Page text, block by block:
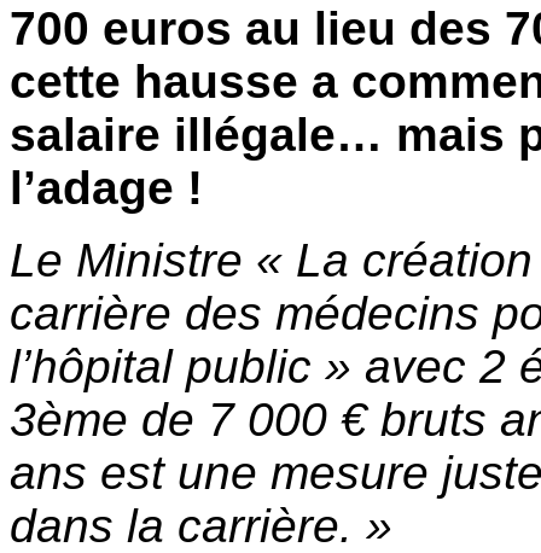
700 euros au lieu des
cette hausse a
salaire illégale… mais
l’adage !
Le Ministre « La
carrière des médecins
l’hôpital public » avec 2
3ème de 7 000 € bruts
ans est une mesure
dans la carrière. »